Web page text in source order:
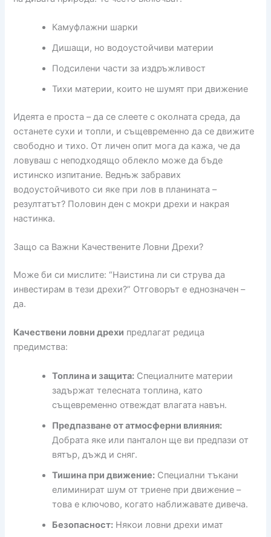
Камуфлажни шарки
Дишащи, но водоустойчиви материи
Подсилени части за издръжливост
Тихи материи, които не шумят при движение
Идеята е проста – да се слеете с околната среда, да
останете сухи и топли, и същевременно да се движите
свободно и тихо. От личен опит мога да кажа, че да
ловуваш с неподходящо облекло може да бъде
истинско изпитание. Веднъж забравих
водоустойчивото си яке при лов в планината –
резултатът? Половин ден с мокри дрехи и накрая
настинка.
Защо са Важни Качествените Ловни Дрехи?
Може би си мислите: “Наистина ли си струва да
инвестирам в тези дрехи?” Отговорът е еднозначен –
да.
Качествени ловни дрехи предлагат редица
предимства:
Топлина и защита: Специалните материи
задържат телесната топлина, като
същевременно отвеждат влагата навън.
Предпазване от атмосферни влияния:
Добрата яке или панталон ще ви предпази от
вятър, дъжд и сняг.
Тишина при движение: Специални тъкани
елиминират шум от триене при движение –
това е ключово, когато наближавате дивеча.
Безопасност: Някои ловни дрехи имат